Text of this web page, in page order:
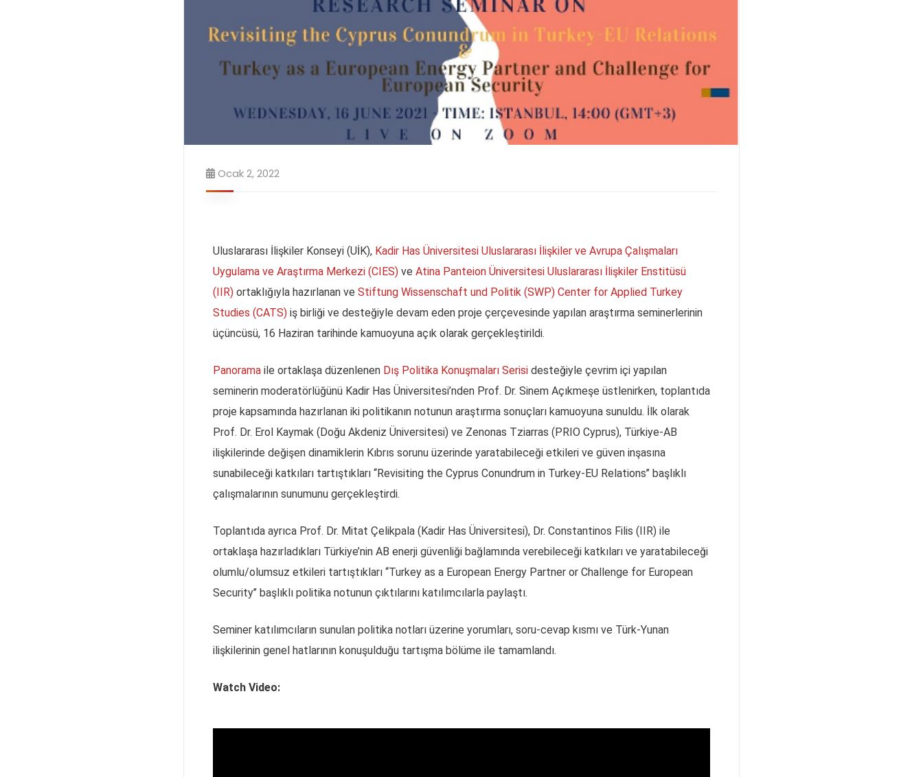
Ocak 2, 2022
Uluslararası İlişkiler Konseyi (UİK), Kadir Has Üniversitesi Uluslararası İlişkiler ve Avrupa Çalışmaları
Uygulama ve Araştırma Merkezi (CIES) ve Atina Panteion Üniversitesi Uluslararası İlişkiler Enstitüsü
(IIR) ortaklığıyla hazırlanan ve Stiftung Wissenschaft und Politik (SWP) Center for Applied Turkey
Studies (CATS) iş birliği ve desteğiyle devam eden proje çerçevesinde yapılan araştırma seminerlerinin
üçüncüsü, 16 Haziran tarihinde kamuoyuna açık olarak gerçekleştirildi.
Panorama ile ortaklaşa düzenlenen Dış Politika Konuşmaları Serisi desteğiyle çevrim içi yapılan
seminerin moderatörlüğünü Kadir Has Üniversitesi’nden Prof. Dr. Sinem Açıkmeşe üstlenirken, toplantıda
proje kapsamında hazırlanan iki politikanın notunun araştırma sonuçları kamuoyuna sunuldu. İlk olarak
Prof. Dr. Erol Kaymak (Doğu Akdeniz Üniversitesi) ve Zenonas Tziarras (PRIO Cyprus), Türkiye-AB
ilişkilerinde değişen dinamiklerin Kıbrıs sorunu üzerinde yaratabileceği etkileri ve güven inşasına
sunabileceği katkıları tartıştıkları ‘‘Revisiting the Cyprus Conundrum in Turkey-EU Relations’’ başlıklı
çalışmalarının sunumunu gerçekleştirdi.
Toplantıda ayrıca Prof. Dr. Mitat Çelikpala (Kadir Has Üniversitesi), Dr. Constantinos Filis (IIR) ile
ortaklaşa hazırladıkları Türkiye’nin AB enerji güvenliği bağlamında verebileceği katkıları ve yaratabileceği
olumlu/olumsuz etkileri tartıştıkları ‘‘Turkey as a European Energy Partner or Challenge for European
Security’’ başlıklı politika notunun çıktılarını katılımcılarla paylaştı.
Seminer katılımcıların sunulan politika notları üzerine yorumları, soru-cevap kısmı ve Türk-Yunan
ilişkilerinin genel hatlarının konuşulduğu tartışma bölüme ile tamamlandı.
Watch Video: